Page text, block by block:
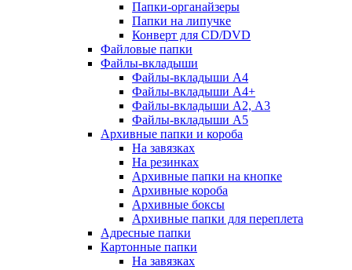
Папки-органайзеры
Папки на липучке
Конверт для CD/DVD
Файловые папки
Файлы-вкладыши
Файлы-вкладыши А4
Файлы-вкладыши А4+
Файлы-вкладыши А2, А3
Файлы-вкладыши А5
Архивные папки и короба
На завязках
На резинках
Архивные папки на кнопке
Архивные короба
Архивные боксы
Архивные папки для переплета
Адресные папки
Картонные папки
На завязках